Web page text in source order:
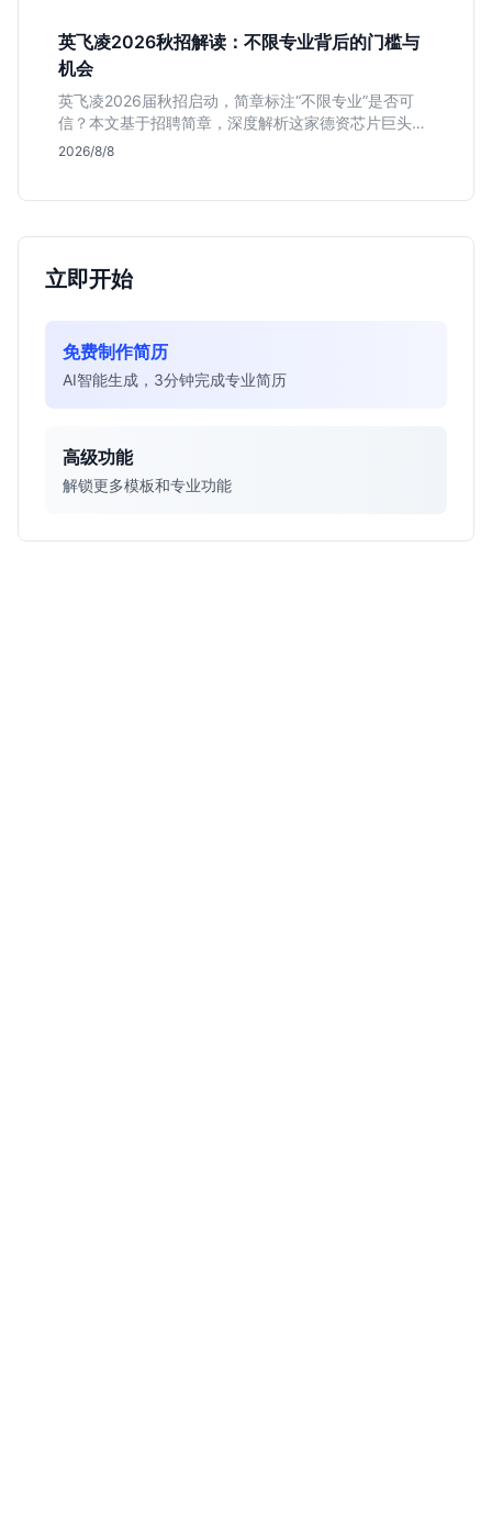
英飞凌2026秋招解读：不限专业背后的门槛与
机会
英飞凌2026届秋招启动，简章标注“不限专业”是否可
信？本文基于招聘简章，深度解析这家德资芯片巨头的
行业地位、校招真实门槛及投递策略，助你判断是否值
2026/8/8
立即开始
免费制作简历
AI智能生成，3分钟完成专业简历
高级功能
解锁更多模板和专业功能